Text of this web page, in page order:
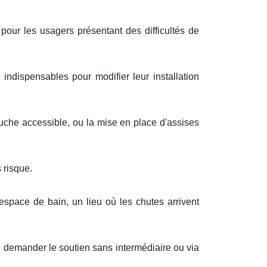
les usagers présentant des difficultés de
pour modifier leur installation
accessible, ou la mise en place d'assises
risque.
de bain, un lieu où les chutes arrivent
le soutien sans intermédiaire ou via